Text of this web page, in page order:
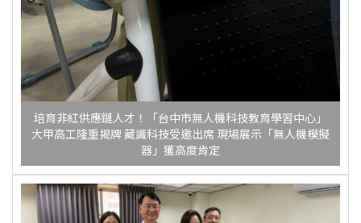
培育非紅供應鏈人才！「台中市無人機科技教育學習中心」
大甲高工隆重揭牌 藏識科技受邀出席 現場展示「無人機模擬
器」獲高度肯定